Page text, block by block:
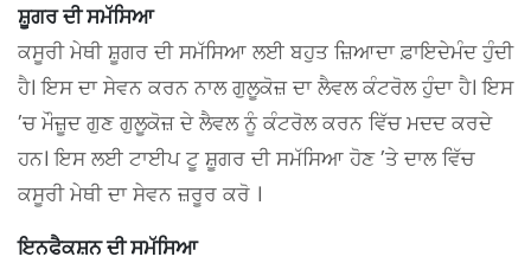
ਸ਼ੂਗਰ ਦੀ ਸਮੱਸਿਆ
ਕਸੂਰੀ ਮੇਥੀ ਸ਼ੂਗਰ ਦੀ ਸਮੱਸਿਆ ਲਈ ਬਹੁਤ ਜ਼ਿਆਦਾ ਫ਼ਾਇਦੇਮੰਦ ਹੁੰਦੀ
ਹੈ। ਇਸ ਦਾ ਸੇਵਨ ਕਰਨ ਨਾਲ ਗੁਲੂਕੋਜ਼ ਦਾ ਲੈਵਲ ਕੰਟਰੋਲ ਹੁੰਦਾ ਹੈ। ਇਸ
’ਚ ਮੌਜ਼ੂਦ ਗੁਣ ਗੁਲੂਕੋਜ਼ ਦੇ ਲੈਵਲ ਨੂੰ ਕੰਟਰੋਲ ਕਰਨ ਵਿੱਚ ਮਦਦ ਕਰਦੇ
ਹਨ। ਇਸ ਲਈ ਟਾਈਪ ਟੂ ਸ਼ੂਗਰ ਦੀ ਸਮੱਸਿਆ ਹੋਣ ’ਤੇ ਦਾਲ ਵਿੱਚ
ਕਸੂਰੀ ਮੇਥੀ ਦਾ ਸੇਵਨ ਜ਼ਰੂਰ ਕਰੋ ।
ਇਨਫੈਕਸ਼ਨ ਦੀ ਸਮੱਸਿਆ